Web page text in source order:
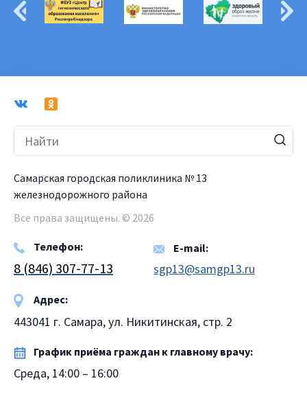
Самарская городская поликлиника № 13
железнодорожного района
Все права защищены. © 2026
Телефон:
8 (846) 307-77-13
E-mail:
sgp13@samgp13.ru
Адрес:
443041 г. Самара, ул. Никитинская, стр. 2
График приёма граждан к главному врачу:
Среда, 14:00 – 16:00